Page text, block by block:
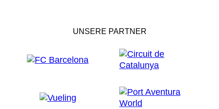
UNSERE PARTNER